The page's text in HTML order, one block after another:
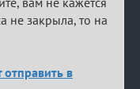
не закрыла, то на
отправить в